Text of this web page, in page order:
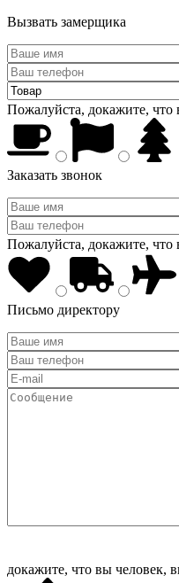
Вызвать замерщика
Пожалуйста, докажите, что
Заказать звонок
Пожалуйста, докажите, что
Письмо директору
докажите, что вы человек,